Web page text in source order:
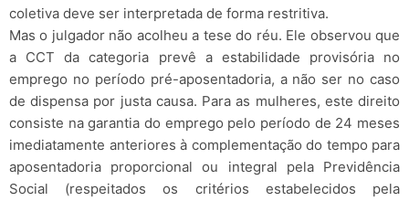
coletiva deve ser interpretada de forma restritiva.
Mas o julgador não acolheu a tese do réu. Ele observou que
a CCT da categoria prevê a estabilidade provisória no
emprego no período pré-aposentadoria, a não ser no caso
de dispensa por justa causa. Para as mulheres, este direito
consiste na garantia do emprego pelo período de 24 meses
imediatamente anteriores à complementação do tempo para
aposentadoria proporcional ou integral pela Previdência
Social (respeitados os critérios estabelecidos pela